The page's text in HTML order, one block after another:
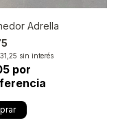
Adrella
sin interés
por